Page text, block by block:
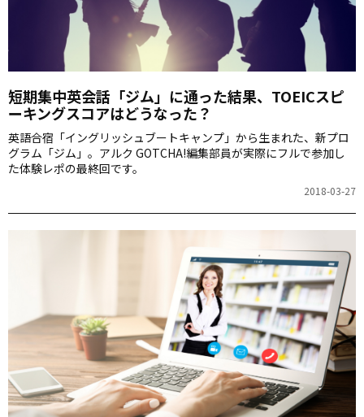
短期集中英会話「ジム」に通った結果、TOEICスピ
ーキングスコアはどうなった？
英語合宿「イングリッシュブートキャンプ」から生まれた、新プロ
グラム「ジム」。アルク GOTCHA!編集部員が実際にフルで参加し
た体験レポの最終回です。
2018-03-27